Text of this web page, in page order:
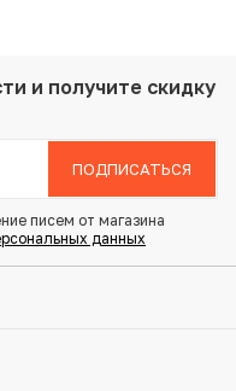
по привлекательной
— Вам
и получите скидку
ПОДПИСАТЬСЯ
писем от магазина
данных